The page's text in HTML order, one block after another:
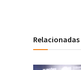
Relacionadas